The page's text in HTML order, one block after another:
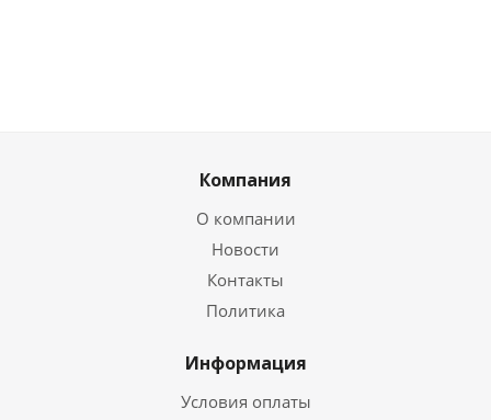
Компания
О компании
Новости
Контакты
Политика
Информация
Условия оплаты